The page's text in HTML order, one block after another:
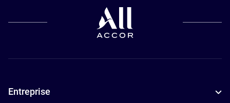
Vienna
adaptés aux
Entreprise